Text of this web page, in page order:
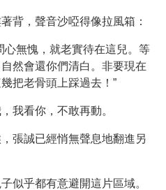
背，聲音沙啞得像拉風箱：
心無愧，就老實待在這兒。等
然會還你們清白。非要現在
把老骨頭上踩過去！”
我看你，不敢再動。
張誠已經悄無聲息地翻進另
似乎都有意避開這片區域。